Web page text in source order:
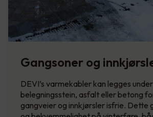
Gangsoner og
DEVI’s varmekabler kan legges under
belegningsstein, asfalt eller betong
gangveier og innkjørsler isfrie. Dette